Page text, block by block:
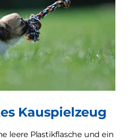
Kauspielzeug
leere Plastikflasche und ein